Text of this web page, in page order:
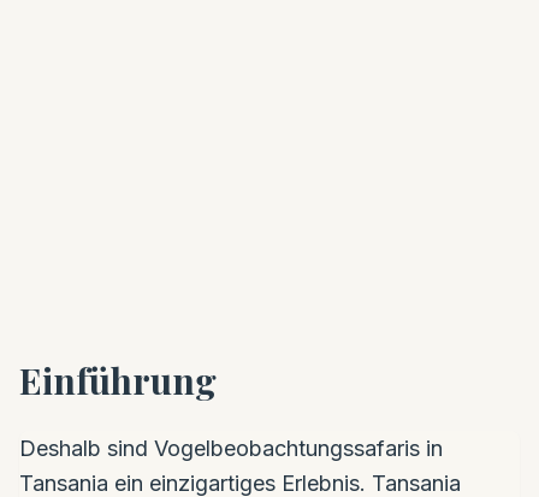
Einführung
Deshalb sind Vogelbeobachtungssafaris in
Tansania ein einzigartiges Erlebnis. Tansania